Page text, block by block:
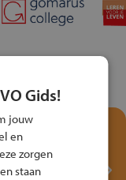
het
Gids!
jouw
en
zorgen
staan